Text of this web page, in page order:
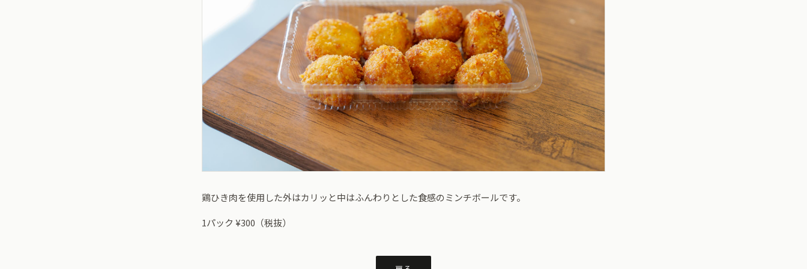
鶏ひき肉を使用した外はカリッと中はふんわりとした食感のミンチボールです。
1パック ¥300（税抜）